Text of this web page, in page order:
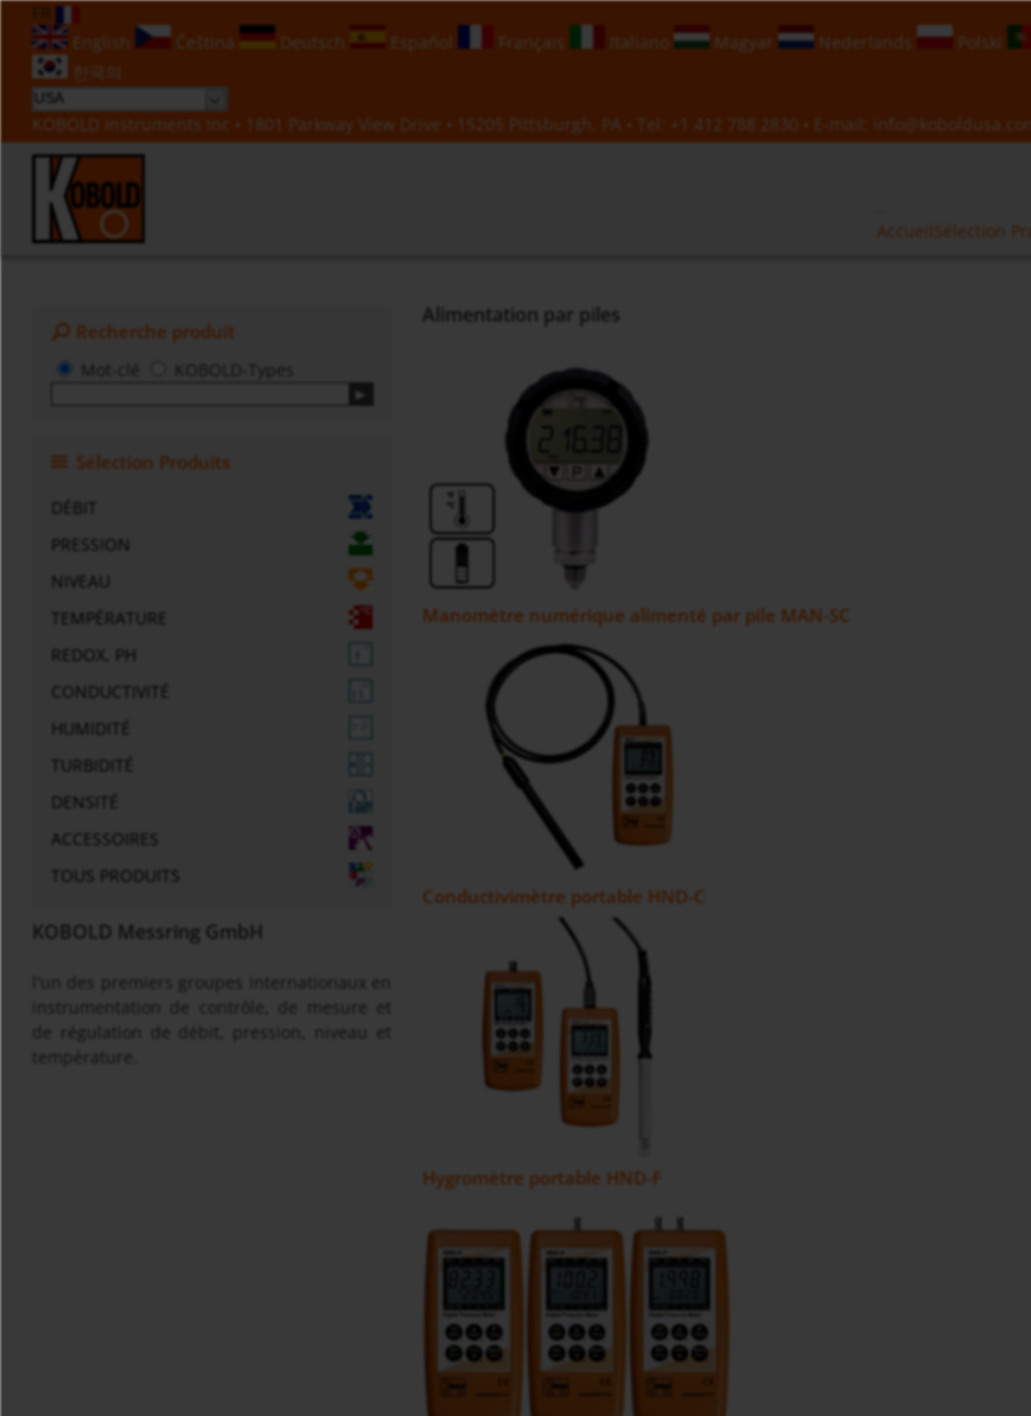
English
Čeština Deutsch Español Français Italiano Magyar Nederlands Polski
한국의
KOBOLD Instruments Inc • 1801 Parkway View Drive • 15205 Pittsburgh, PA • Tel: +1 412 788 2830 • E-mail: info@koboldusa.com
Accueil Sélection
Recherche produit
Mot-clé KOBOLD-Types
Sélection Produits
DÉBIT
PRESSION
NIVEAU
TEMPÉRATURE
REDOX, PH
CONDUCTIVITÉ
HUMIDITÉ
TURBIDITÉ
DENSITÉ
ACCESSOIRES
TOUS PRODUITS
KOBOLD Messring GmbH
l'un des premiers groupes internationaux en
de régulation de débit, pression, niveau et
Alimentation par piles
Manomètre numérique alimenté par pile MAN-SC
Conductivimètre portable HND-C
Hygromètre portable HND-F